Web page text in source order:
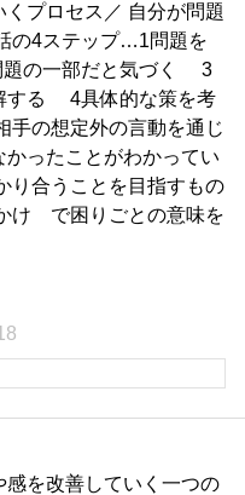
プロセス／ 自分が問題
の4ステップ…1問題を
の一部だと気づく 3
する 4具体的な策を考
手の想定外の言動を通じ
ったことがわかってい
り合うことを目指すもの
け で困りごとの意味を
を改善していく一つの